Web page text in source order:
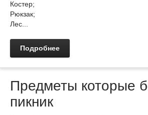
Костер;
Рюкзак;
Лес...
Подробнее
Предметы которые
пикник